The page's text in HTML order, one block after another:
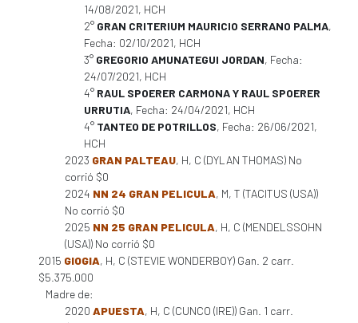
14/08/2021, HCH
2° GRAN CRITERIUM MAURICIO SERRANO PALMA,
Fecha: 02/10/2021, HCH
3° GREGORIO AMUNATEGUI JORDAN, Fecha:
24/07/2021, HCH
4° RAUL SPOERER CARMONA Y RAUL SPOERER
URRUTIA, Fecha: 24/04/2021, HCH
4° TANTEO DE POTRILLOS, Fecha: 26/06/2021,
HCH
2023 GRAN PALTEAU, H, C (DYLAN THOMAS) No
corrió $0
2024 NN 24 GRAN PELICULA, M, T (TACITUS (USA))
No corrió $0
2025 NN 25 GRAN PELICULA, H, C (MENDELSSOHN
(USA)) No corrió $0
2015 GIOGIA, H, C (STEVIE WONDERBOY) Gan. 2 carr.
$5.375.000
Madre de:
2020 APUESTA, H, C (CUNCO (IRE)) Gan. 1 carr.